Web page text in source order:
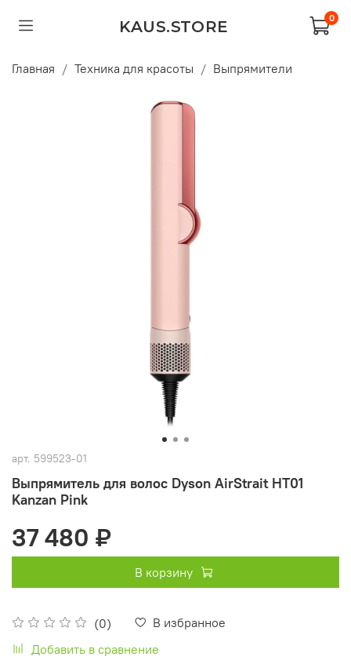
KAUS.STORE 0
Главная Техника для красоты Выпрямители
арт. 599523-01
Выпрямитель для волос Dyson AirStrait HT01
Kanzan Pink
(0)
В избранное
Добавить в сравнение
37 480 ₽
В корзину